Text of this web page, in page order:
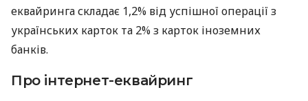
еквайринга складає 1,2% від успішної операції з
українських карток та 2% з карток іноземних
банків.
Про інтернет-еквайринг